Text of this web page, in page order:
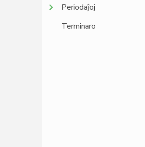
Periodaĵoj
Terminaro